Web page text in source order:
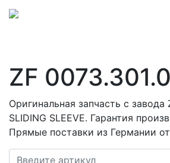
ZF
Оригинальная запчасть с завода
SLIDING SLEEVE. Гарантия
Прямые поставки из Германии